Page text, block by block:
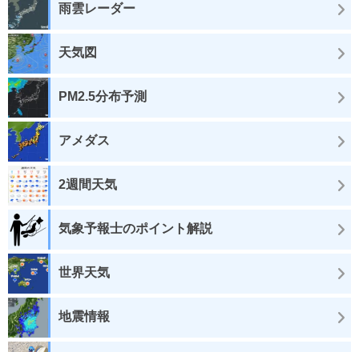
雨雲レーダー
天気図
PM2.5分布予測
アメダス
2週間天気
気象予報士のポイント解説
世界天気
地震情報